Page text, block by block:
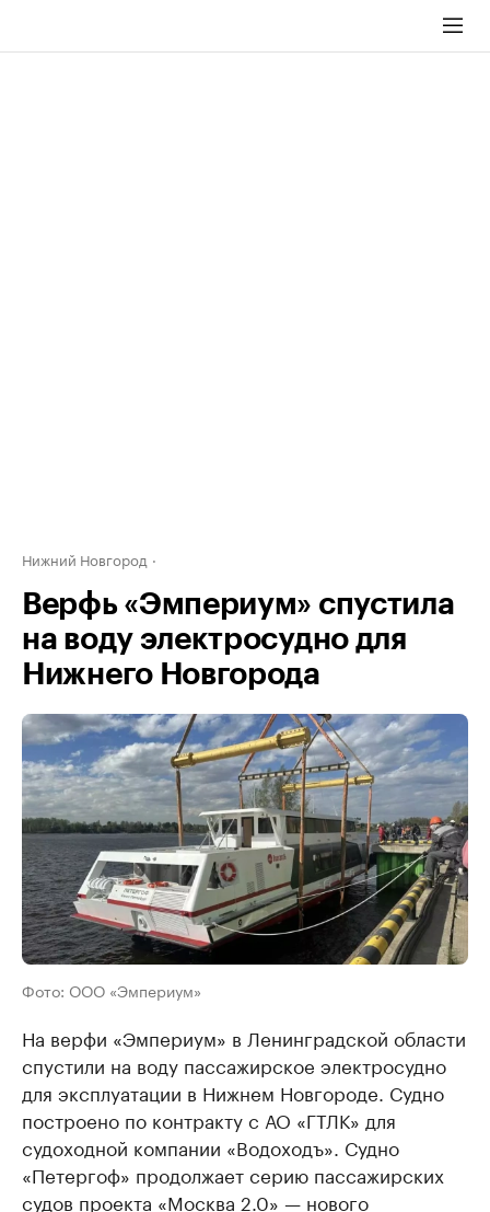
Нижний Новгород
Верфь «Эмпериум» спустила
на воду электросудно для
Нижнего Новгорода
Фото: ООО «Эмпериум»
На верфи «Эмпериум» в Ленинградской области
спустили на воду пассажирское электросудно
для эксплуатации в Нижнем Новгороде. Судно
построено по контракту с АО «ГТЛК» для
судоходной компании «Водоходъ». Судно
«Петергоф» продолжает серию пассажирских
судов проекта «Москва 2.0» — нового